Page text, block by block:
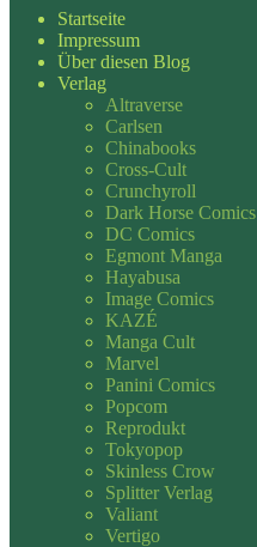
Startseite
Impressum
Über diesen Blog
Verlag
Altraverse
Carlsen
Chinabooks
Cross-Cult
Crunchyroll
Dark Horse Comics
DC Comics
Egmont Manga
Hayabusa
Image Comics
KAZÉ
Manga Cult
Marvel
Panini Comics
Popcom
Reprodukt
Tokyopop
Skinless Crow
Splitter Verlag
Valiant
Vertigo